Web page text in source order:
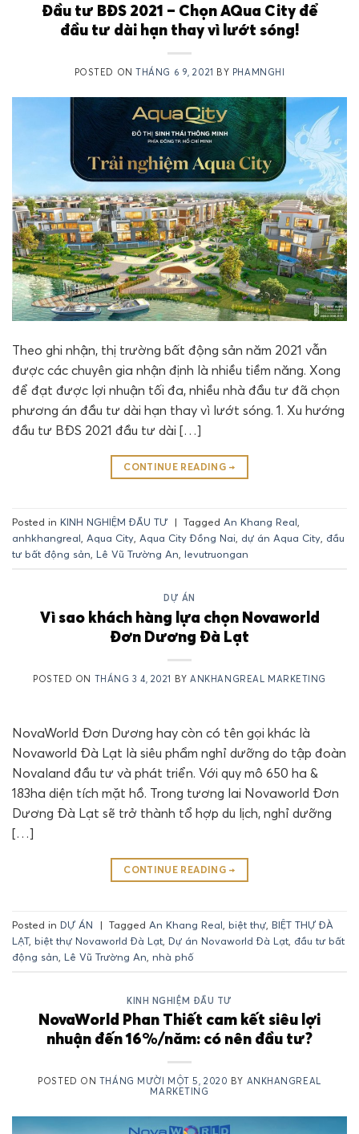
Đầu tư BĐS 2021 – Chọn AQua City để
đầu tư dài hạn thay vì lướt sóng!
POSTED ONTHÁNG 6 9, 2021 BY PHAMNGHI
Theo ghi nhận, thị trường bất động sản năm 2021 vẫn
được các chuyên gia nhận định là nhiều tiềm năng. Xong
để đạt được lợi nhuận tối đa, nhiều nhà đầu tư đã chọn
phương án đầu tư dài hạn thay vì lướt sóng. 1. Xu hướng
đầu tư BĐS 2021 đầu tư dài […]
CONTINUE READING →
Posted in KINH NGHIỆM ĐẦU TƯ | Tagged An Khang Real,
anhkhangreal, Aqua City, Aqua City Đồng Nai, dự án Aqua City, đầu
tư bất động sản, Lê Vũ Trường An, levutruongan
DỰ ÁN
Vì sao khách hàng lựa chọn Novaworld
Đơn Dương Đà Lạt
POSTED ON THÁNG 3 4, 2021 BYANKHANGREAL MARKETING
NovaWorld Đơn Dương hay còn có tên gọi khác là
Novaworld Đà Lạt là siêu phẩm nghỉ dưỡng do tập đoàn
Novaland đầu tư và phát triển. Với quy mô 650 ha &
183ha diện tích mặt hồ. Trong tương lai Novaworld Đơn
Dương Đà Lạt sẽ trở thành tổ hợp du lịch, nghỉ dưỡng
[…]
CONTINUE READING →
Posted in DỰ ÁN | Tagged An Khang Real biệt thự BIỆT THỰ ĐÀ
LẠT, biệt thự Novaworld Đà Lạt Dự án Novaworld Đà Lạt đầu tư bất
động sản Lê Vũ Trường An nhà phố
KINH NGHIỆM ĐẦU TƯ
NovaWorld Phan Thiết cam kết siêu lợi
nhuận đến 16%/năm: có nên đầu tư?
POSTED ON THÁNG MƯỜI MỘT 5, 2020 BY ANKHANGREAL
MARKETING